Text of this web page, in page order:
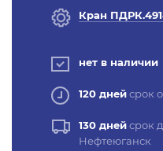
Кран
нет в наличии
120 днейсрок
130 днейсрок
Нефтеюганск